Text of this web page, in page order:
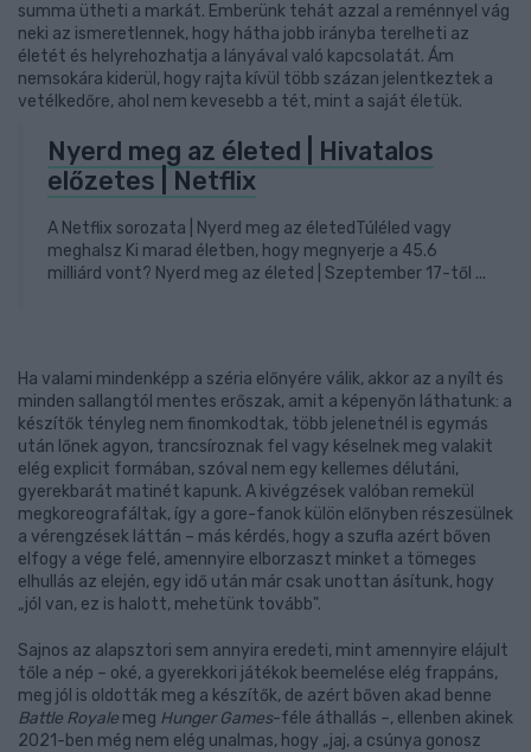
summa ütheti a markát. Emberünk tehát azzal a reménnyel vág
neki az ismeretlennek, hogy hátha jobb irányba terelheti az
életét és helyrehozhatja a lányával való kapcsolatát. Ám
nemsokára kiderül, hogy rajta kívül több százan jelentkeztek a
vetélkedőre, ahol nem kevesebb a tét, mint a saját életük.
Nyerd meg az életed | Hivatalos
előzetes | Netflix
A Netflix sorozata | Nyerd meg az életedTúléled vagy
meghalsz Ki marad életben, hogy megnyerje a 45.6
milliárd vont? Nyerd meg az életed | Szeptember 17-től ...
Ha valami mindenképp a széria előnyére válik, akkor az a nyílt és
minden sallangtól mentes erőszak, amit a képenyőn láthatunk: a
készítők tényleg nem finomkodtak, több jelenetnél is egymás
után lőnek agyon, trancsíroznak fel vagy késelnek meg valakit
elég explicit formában, szóval nem egy kellemes délutáni,
gyerekbarát matinét kapunk. A kivégzések valóban remekül
megkoreografáltak, így a gore-fanok külön előnyben részesülnek
a vérengzések láttán – más kérdés, hogy a szufla azért bőven
elfogy a vége felé, amennyire elborzaszt minket a tömeges
elhullás az elején, egy idő után már csak unottan ásítunk, hogy
„jól van, ez is halott, mehetünk tovább".
Sajnos az alapsztori sem annyira eredeti, mint amennyire elájult
tőle a nép – oké, a gyerekkori játékok beemelése elég frappáns,
meg jól is oldották meg a készítők, de azért bőven akad benne
Battle Royale meg Hunger Games-féle áthallás –, ellenben akinek
2021-ben még nem elég unalmas, hogy „jaj, a csúnya gonosz